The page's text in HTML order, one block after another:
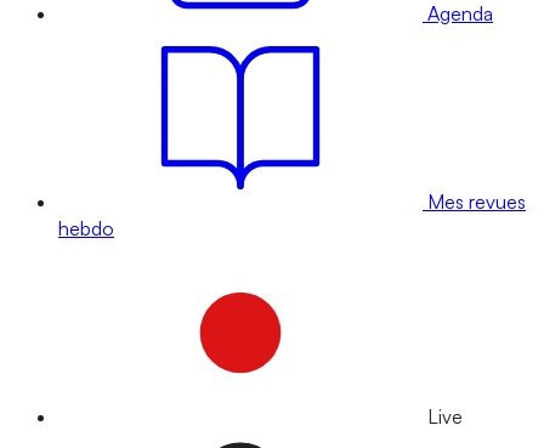
Agenda
Mes revues
hebdo
Live